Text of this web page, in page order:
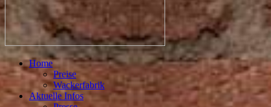
Home
Preise
Wackerfabrik
Aktuelle Infos